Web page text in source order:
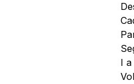
I a